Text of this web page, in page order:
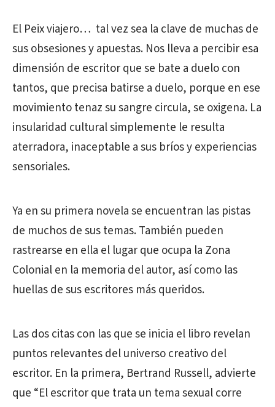
El Peix viajero… tal vez sea la clave de muchas de
sus obsesiones y apuestas. Nos lleva a percibir esa
dimensión de escritor que se bate a duelo con
tantos, que precisa batirse a duelo, porque en ese
movimiento tenaz su sangre circula, se oxigena. La
insularidad cultural simplemente le resulta
aterradora, inaceptable a sus bríos y experiencias
sensoriales.
Ya en su primera novela se encuentran las pistas
de muchos de sus temas. También pueden
rastrearse en ella el lugar que ocupa la Zona
Colonial en la memoria del autor, así como las
huellas de sus escritores más queridos.
Las dos citas con las que se inicia el libro revelan
puntos relevantes del universo creativo del
escritor. En la primera, Bertrand Russell, advierte
que “El escritor que trata un tema sexual corre